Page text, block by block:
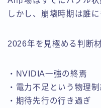
しかし、崩壊時期は誰に
2026年を見極める判断
・NVIDIA一強の終焉
・電力不足という物理制
・期待先行の行き過ぎ